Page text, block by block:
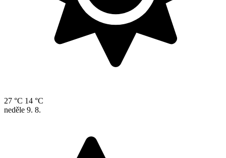
27 °C 14 °C
neděle 9. 8.